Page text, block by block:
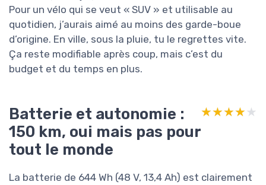
Pour un vélo qui se veut « SUV » et utilisable au
quotidien, j’aurais aimé au moins des garde-boue
d’origine. En ville, sous la pluie, tu le regrettes vite.
Ça reste modifiable après coup, mais c’est du
budget et du temps en plus.
Batterie et autonomie :
150 km, oui mais pas pour
tout le monde
★★★★★
★★★★★
La batterie de 644 Wh (48 V, 13,4 Ah) est clairement